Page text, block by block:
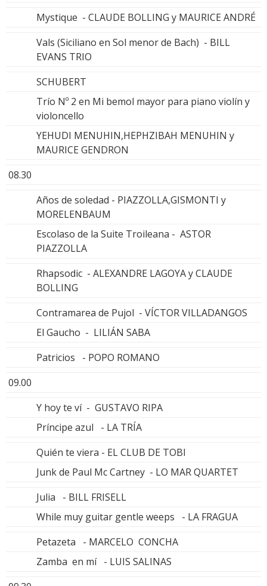
Mystique - CLAUDE BOLLING y MAURICE ANDRÉ
Vals (Siciliano en Sol menor de Bach) - BILL
EVANS TRIO
SCHUBERT
Trío Nº 2 en Mi bemol mayor para piano violín y
violoncello
YEHUDI MENUHIN,HEPHZIBAH MENUHIN y
MAURICE GENDRON
08.30
Años de soledad - PIAZZOLLA,GISMONTI y
MORELENBAUM
Escolaso de la Suite Troileana - ASTOR
PIAZZOLLA
Rhapsodic - ALEXANDRE LAGOYA y CLAUDE
BOLLING
Contramarea de Pujol - VÍCTOR VILLADANGOS
El Gaucho - LILIÁN SABA
Patricios - POPO ROMANO
09.00
Y hoy te ví - GUSTAVO RIPA
Príncipe azul - LA TRÍA
Quién te viera - EL CLUB DE TOBI
Junk de Paul Mc Cartney - LO MAR QUARTET
Julia - BILL FRISELL
While muy guitar gentle weeps - LA FRAGUA
Petazeta - MARCELO CONCHA
Zamba en mí - LUIS SALINAS